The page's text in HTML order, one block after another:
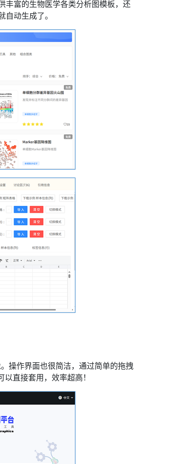
丰富的生物医学各类分析图模板，还
动生成了。
操作界面也很简洁，通过简单的拖拽
直接套用，效率超高！